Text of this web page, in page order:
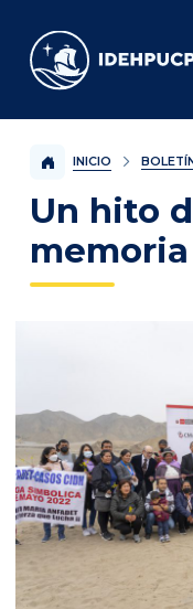
IDEHPUCP
INICIO
Un hito
memoria